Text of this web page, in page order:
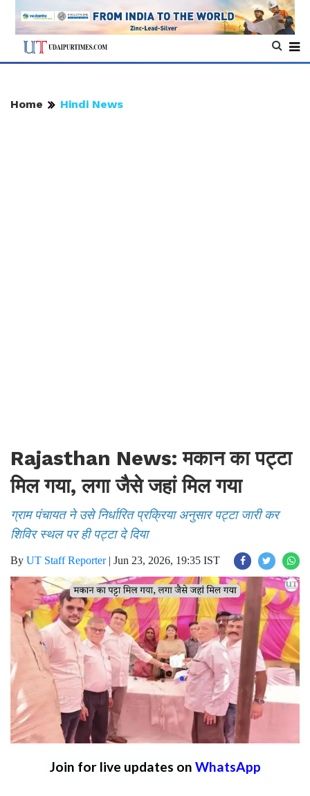
Home Hindi News
Rajasthan News: मकान का पट्टा
मिल गया, लगा जैसे जहां मिल गया
ग्राम पंचायत ने उसे निर्धारित प्रक्रिया अनुसार पट्टा जारी कर
शिविर स्थल पर ही पट्टा दे दिया
By UT Staff Reporter| Jun 23, 2026, 19:35 IST
Join for live updates on WhatsApp